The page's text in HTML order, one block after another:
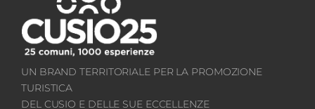
UN BRAND TERRITORIALE PER LA PROMOZIONE
TURISTICA
DEL CUSIO E DELLE SUE ECCELLENZE